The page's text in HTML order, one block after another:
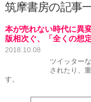
筑摩書房の記事
本が売れない時代に異
版相次ぐ、「全くの想
2018.10.08
ツイッター
されたり、
す。